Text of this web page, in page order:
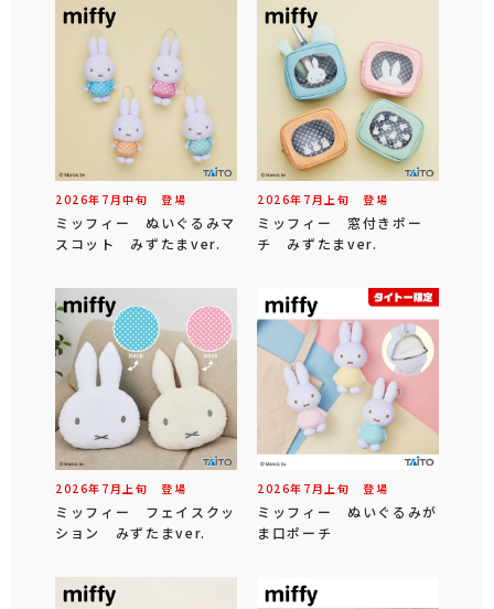
2026年 7 月中旬 登場
ミッフィー ぬいぐるみマ
スコット みずたまver.
2026年 7 月 上旬 登場
ミッフィー 窓付きポー
チ みずたまver.
2026年 7 月 上旬 登場
ミッフィー フェイスクッ
ション みずたまver.
2026年 7 月 上旬 登場
ミッフィー ぬいぐるみが
ま口ポーチ